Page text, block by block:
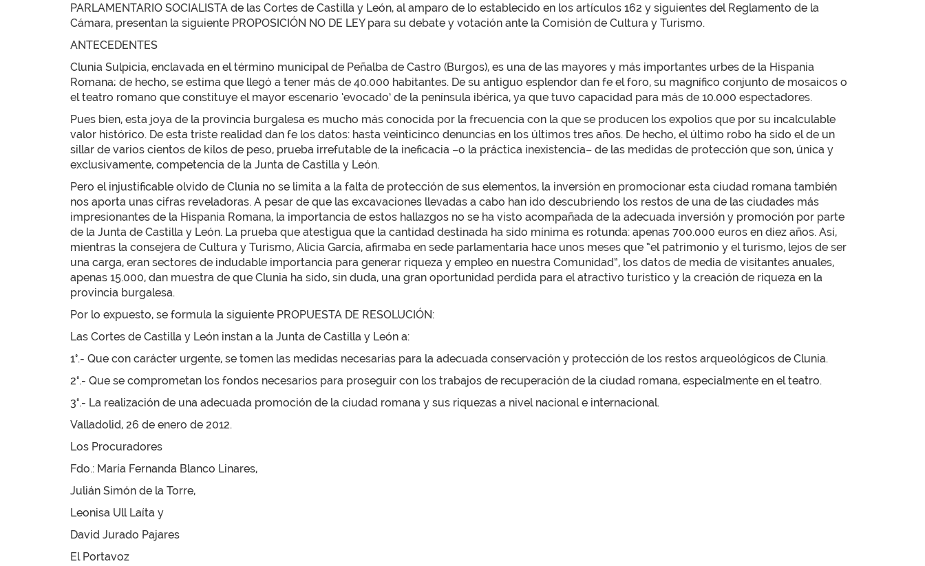
PARLAMENTARIO SOCIALISTA de las Cortes de Castilla y León, al amparo de lo establecido en los artículos 162 y siguientes del Reglamento de la
Cámara, presentan la siguiente PROPOSICIÓN NO DE LEY para su debate y votación ante la Comisión de Cultura y Turismo.
ANTECEDENTES
Clunia Sulpicia, enclavada en el término municipal de Peñalba de Castro (Burgos), es una de las mayores y más importantes urbes de la Hispania
Romana; de hecho, se estima que llegó a tener más de 40.000 habitantes. De su antiguo esplendor dan fe el foro, su magnífico conjunto de mosaicos o
el teatro romano que constituye el mayor escenario ‘evocado’ de la península ibérica, ya que tuvo capacidad para más de 10.000 espectadores.
Pues bien, esta joya de la provincia burgalesa es mucho más conocida por la frecuencia con la que se producen los expolios que por su incalculable
valor histórico. De esta triste realidad dan fe los datos: hasta veinticinco denuncias en los últimos tres años. De hecho, el último robo ha sido el de un
sillar de varios cientos de kilos de peso, prueba irrefutable de la ineficacia –o la práctica inexistencia– de las medidas de protección que son, única y
exclusivamente, competencia de la Junta de Castilla y León.
Pero el injustificable olvido de Clunia no se limita a la falta de protección de sus elementos, la inversión en promocionar esta ciudad romana también
nos aporta unas cifras reveladoras. A pesar de que las excavaciones llevadas a cabo han ido descubriendo los restos de una de las ciudades más
impresionantes de la Hispania Romana, la importancia de estos hallazgos no se ha visto acompañada de la adecuada inversión y promoción por parte
de la Junta de Castilla y León. La prueba que atestigua que la cantidad destinada ha sido mínima es rotunda: apenas 700.000 euros en diez años. Así,
mientras la consejera de Cultura y Turismo, Alicia García, afirmaba en sede parlamentaria hace unos meses que “el patrimonio y el turismo, lejos de ser
una carga, eran sectores de indudable importancia para generar riqueza y empleo en nuestra Comunidad”, los datos de media de visitantes anuales,
apenas 15.000, dan muestra de que Clunia ha sido, sin duda, una gran oportunidad perdida para el atractivo turístico y la creación de riqueza en la
provincia burgalesa.
Por lo expuesto, se formula la siguiente PROPUESTA DE RESOLUCIÓN:
Las Cortes de Castilla y León instan a la Junta de Castilla y León a:
1°.- Que con carácter urgente, se tomen las medidas necesarias para la adecuada conservación y protección de los restos arqueológicos de Clunia.
2°.- Que se comprometan los fondos necesarios para proseguir con los trabajos de recuperación de la ciudad romana, especialmente en el teatro.
3°.- La realización de una adecuada promoción de la ciudad romana y sus riquezas a nivel nacional e internacional.
Valladolid, 26 de enero de 2012.
Los Procuradores
Fdo.: María Fernanda Blanco Linares,
Julián Simón de la Torre,
Leonisa Ull Laíta y
David Jurado Pajares
El Portavoz